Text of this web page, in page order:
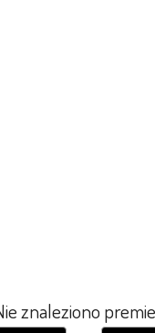
znaleziono